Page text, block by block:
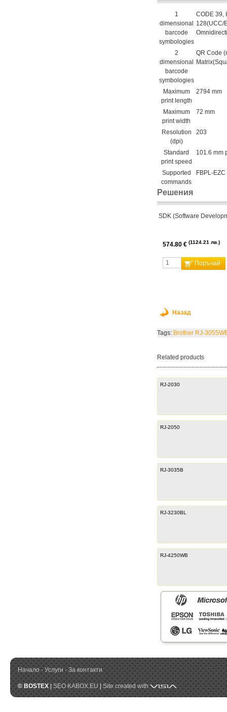
1
dimensional
barcode
symbologies
CODE 39,
128(UCC/
2
dimensional
barcode
symbologies
QR Code
Maximum
print length
2794 mm
Maximum
print width
72 mm
Resolution
(dpi)
203
Standard
print speed
101.6 mm
Supported
commands
FBPL-
Решения
SDK (Software
574.80 € 1124.21 лв.
Поръчай
Назад
Tags: Brother RJ-
Related products
RJ-2030
RJ-2050
RJ-3035B
RJ-3230BL
RJ-4250WB
Начало · Услуги · За контакти
© BOSTEX|SEO KABOX.EU|Site created with Visia